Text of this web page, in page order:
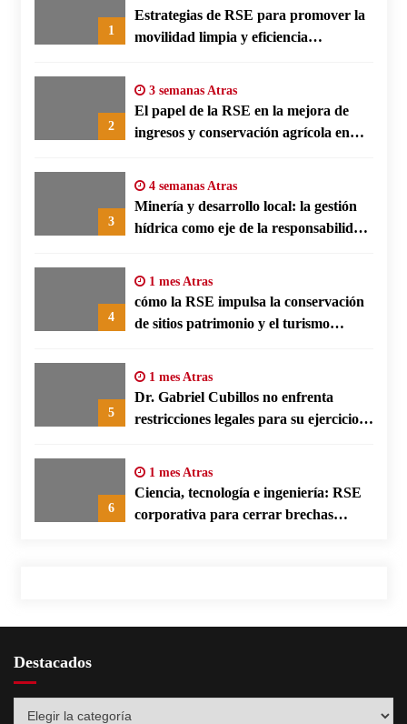
1
Estrategias de RSE para promover la
movilidad limpia y eficiencia
2
3 semanas Atras
El papel de la RSE en la mejora de
ingresos y conservación agrícola en
3
4 semanas Atras
Minería y desarrollo local: la gestión
hídrica como eje de la responsabilidad
4
1 mes Atras
cómo la RSE impulsa la conservación
de sitios patrimonio y el turismo
5
1 mes Atras
Dr. Gabriel Cubillos no enfrenta
restricciones legales para su ejercicio,
6
1 mes Atras
Ciencia, tecnología e ingeniería: RSE
corporativa para cerrar brechas
Destacados